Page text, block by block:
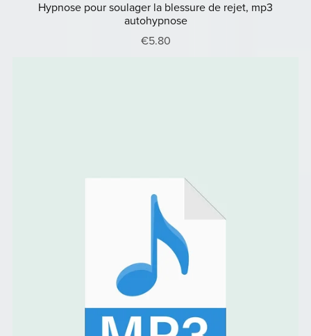
Hypnose pour soulager la blessure de rejet, mp3
autohypnose
€5.80